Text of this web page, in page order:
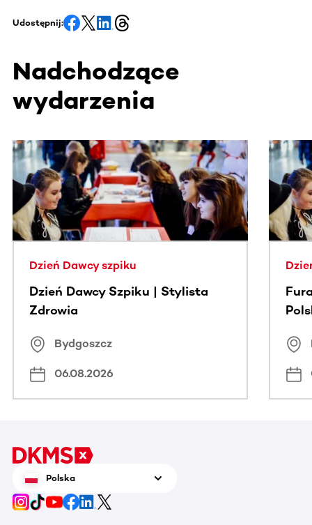
Udostępnij:
Nadchodzące
wydarzenia
Ta sekcja zawiera treści przewijane w poziomie. Użyj
Dzień Dawcy szpiku
Dzień Dawcy Szpiku | Stylista
Zdrowia
Bydgoszcz
06.08.2026
Polska